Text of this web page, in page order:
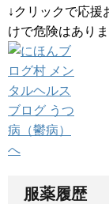
↓クリックで応援
けで危険はありま
服薬履歴